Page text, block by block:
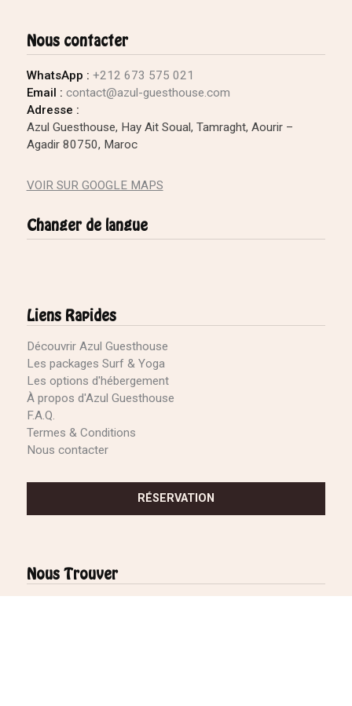
Nous contacter
WhatsApp : +212 673 575 021
Email : contact@azul-guesthouse.com
Adresse :
Azul Guesthouse, Hay Ait Soual, Tamraght, Aourir –
Agadir 80750, Maroc
VOIR SUR GOOGLE MAPS
Changer de langue
Liens Rapides
Découvrir Azul Guesthouse
Les packages Surf & Yoga
Les options d'hébergement
À propos d'Azul Guesthouse
F.A.Q.
Termes & Conditions
Nous contacter
RÉSERVATION
Nous Trouver